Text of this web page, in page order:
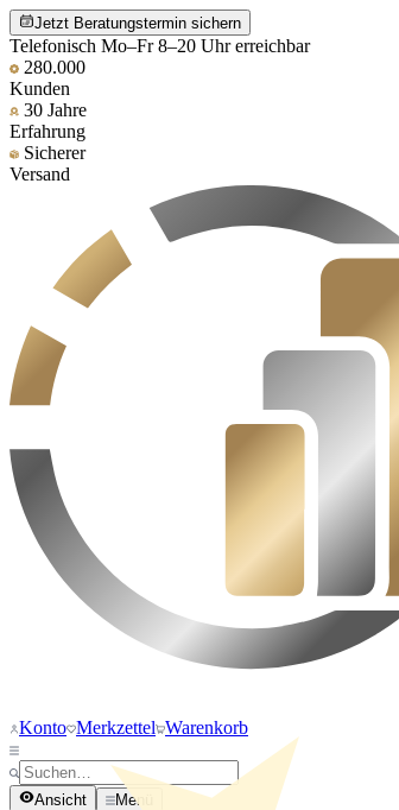
Jetzt Beratungstermin sichern
Telefonisch Mo–Fr 8–20 Uhr erreichbar
280.000
Kunden
30 Jahre
Erfahrung
Sicherer
Versand
Konto Merkzettel Warenkorb
Ansicht Menü